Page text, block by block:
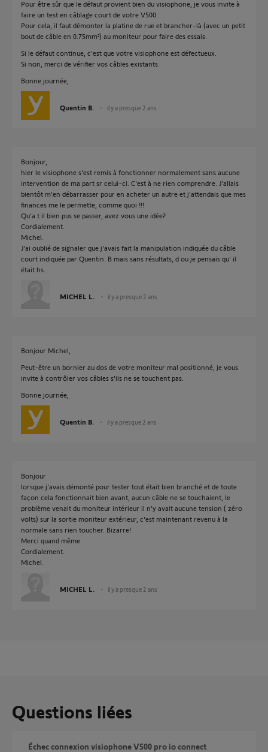
Pour être sûr que le défaut provient bien du visiophone, je vous invite à
faire un test en câblage court de votre V500.
Pour cela, il faut démonter la platine de rue et brancher-là (avec un petit
bout de câble en 0.75mm²) au moniteur pour faire des essais.
Si le défaut continue, c'est que votre visiophone est défectueux.
Si non, merci de vérifier vos câbles existants.
Bonne journée,
Quentin B. il y a presque 2 ans
Bonjour,
hier le visiophone s'est remis à fonctionner normalement sans aucune
intervention de ma part sr celui-ci. C'est à ne rien comprendre. J'allais
bientôt m'en débarrasser pour en acheter un autre et j'attendais que mes
finances me le permette, comme quoi !!!
Qu'a t il bien pus se passer, avez vous une idée?
Cordialement.
Michel.
J'ai oublié de signaler que j'avais fait la manipulation indiquée du câble
court indiquée par Quentin. B mais sans résultats, d ou je pensais qu' il
était hs.
MICHEL L. il y a presque 2 ans
Bonjour Michel,
Peut-être un bornier au dos de votre moniteur mal positionné, je vous
invite à contrôler vos câbles s'ils ne se touchent pas.
Bonne journée,
Quentin B. il y a presque 2 ans
Bonjour
lorsque j'avais démonté pour tester tout était bien branché et de toute
façon cela fonctionnait bien avant, aucun câble ne se touchaient, le
problème venait du moniteur intérieur il n'y avait aucune tension ( zéro
volts) sur la sortie moniteur extérieur, c'est maintenant revenu à la
normale sans rien toucher. Bizarre!
Merci quand même .
Cordialement.
Michel.
MICHEL L. il y a presque 2 ans
Questions liées
Échec connexion visiophone V500 pro io connect